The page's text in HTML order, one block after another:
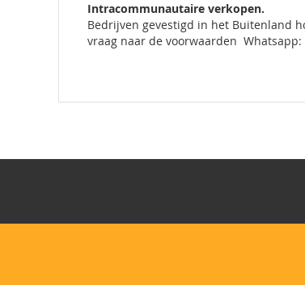
Intracommunautaire verkopen.
Bedrijven gevestigd in het Buitenland
vraag naar de voorwaarden Whatsapp: